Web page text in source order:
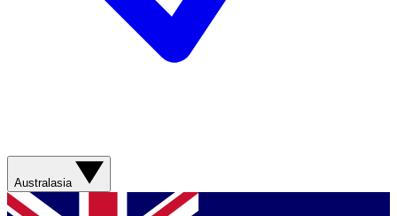
Australasia